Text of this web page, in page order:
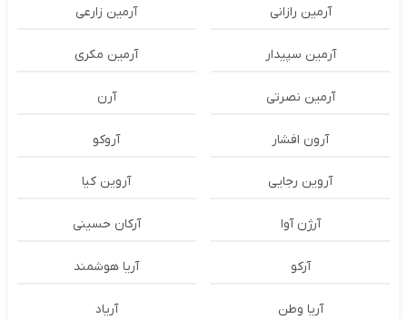
آرمین رازانی آرمین زارعی
آرمین سپیدار آرمین مکری
آرمین نصرتی آرن
آرون افشار آروکو
آروین رجایی آروین کیا
آرژن آوا آرکان حسینی
آرکو آریا هوشمند
آریا وطن آریاد